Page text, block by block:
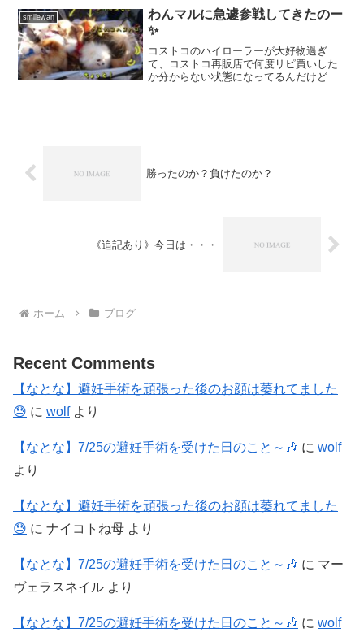
ーーーー！！！さて、これまた丁度一週
間前の事ですよー先週...
smilewan
わんマルに急遽参戦してきたのー
✨
コストコのハイローラーが大好物過ぎ
て、コストコ再販店で何度リピ買いした
か分からない状態になってるんだけど、
勝ったのか？負けたのか？
《追記あり》今日は・・・
ホーム ブログ
Recent Comments
【なとな】避妊手術を頑張った後のお顔は萎れてました
😓 に wolfより
【なとな】7/25の避妊手術を受けた日のこと～🎶 に wolf
より
【なとな】避妊手術を頑張った後のお顔は萎れてました
😓 に ナイコトね母 より
【なとな】7/25の避妊手術を受けた日のこと～🎶 に マー
ヴェラスネイル より
【なとな】7/25の避妊手術を受けた日のこと～🎶 に wolf